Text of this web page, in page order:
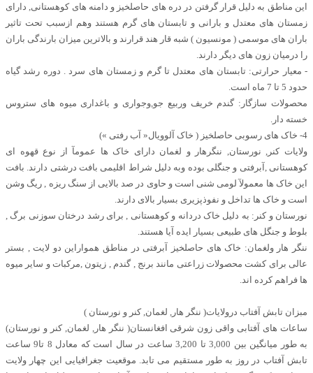
این مناطق به دلیل قرار گرفتن در دره های حاصلخیز و دامنه های کوهستانی, دارای
زمستان های معتدل و بارانی و تابستان های گرم هستند وهم ازسبب تحت تاثیر
باران های موسمی ( مونسیون ) شبه قار هند قرارند و بالاترین میزان بارندگی باران
را درمیان زون های دیگر دارند.
- معیار حرارتی: تابستان های معتدل تا گرم و زمستان های سرد . دوره رشد گیاه
حدود 5 تا 7 ماه است.
محصولات سازگار: گندم خریف وربیع جو,وجواری و باغداری میوه های ستروس
خسته دار.
4- خاک های رسوبی حاصلخیز ( خاک آلوویال« آب رفتی »)
ولایات کنر, نورستان, ننگرهار و لغمان دارای خاک ها عمومآ از نوع قهوه ای
کوهستانی ,آبرفتی و جنگلی بوده وبه دلیل شراط اقلیمی بافت درشتی دارند. بافت
این خاک ها معمولآ لومی شنی است و حاوی در صد بالایی از سنگ ریزه , ریگ وشن
است و خاک ها تداخل و نفوذپزیری بسیار بالای دارند.
نورستان و کنر: به دلیل خاک دردانه و کوهستانی , برای رشد درختان سوزنی برگ ,
بلوط و جنگل های طبیعی بسیار ایده آیا هستند.
ننگر هار ولغمان: خاک های حاصلخیز آبرفتی در مناطق همواراین دو لایت , بستر
عالی برای کشت محصولات زراعتی مانند برنج , گندم , زیتون ,مرکبات و سایر میوه
ها فراهم کرده اند.
مبزان تابش آفتاب درولایات( ننگر هار, لغمان, کنر و نورستان )
ساعات های آفتابی واقی زون شرقی افغانستان( ننگر هار, لغمان, کنر و نورستان)
به طور میانگین بین 3,000 تا 3,200 ساعت در سال است که معادل 8 تا9 ساعت
تابش آفتاب در روز به طور مستقیم می تابد. موقعیت جغرافیایی این چهار ولایت